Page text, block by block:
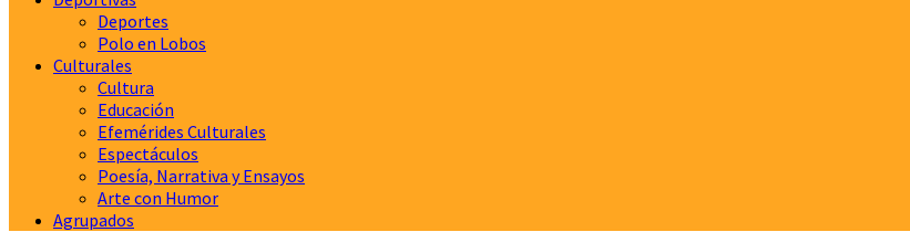
Deportes
Polo en Lobos
Culturales
Cultura
Educación
Efemérides Culturales
Espectáculos
Poesía, Narrativa y Ensayos
Arte con Humor
Agrupados